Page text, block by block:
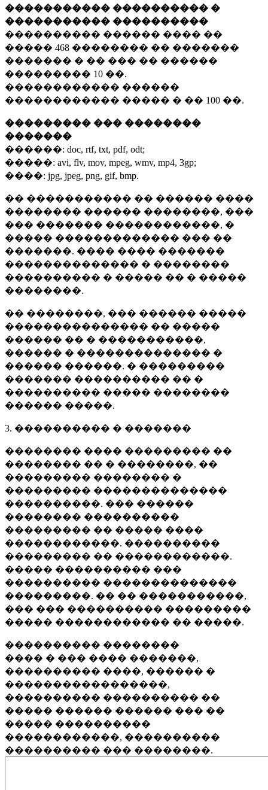
����������� ���������� �
����������� ����������
���������� ������ ���� ��
����� 468 �������� �� �������
������� � �� ��� �� ������
��������� 10 ��.
������������ ������
������������ ����� � �� 100 ��.
��������� ��� ��������
�������
������: doc, rtf, txt, pdf, odt;
�����: avi, flv, mov, mpeg, wmv, mp4, 3gp;
����: jpg, jpeg, png, gif, bmp.
�� ����������� �� ������ ����
�������� ������ ��������, ���
��� ������� ������������, �
����� ������������� ��� ��
�������. ���� ���� �������
�������������� � ��������
���������� � ����� �� � �����
��������.
�� ��������, ��� ������ �����
��������������� �� �����
������ �� � �����������,
������ � �������������� �
������ ������. � ���������
������� ���������� �� �
���������� ����� ��������
������ �����.
3. ���������� � �������
�������� ���� ��������� ��
�������� �� � ��������, ��
��������� �������� �
��������� ��������������
����������. ��� ������
�������� ����������
��������� �� ����� ����
������������. ����������
��������� �� ������������.
����� ���������� ���
���������� ��������������
���������. �� �� �����������,
��� ��� ���������� ���������
����� ������������ �� �����.
���������� ��������
���� � ��� ���� �������,
���������� ����, ������ �
�����������������,
���������� ���������� ��
����� ������ ������ ��� ��
����� ����������
������������, ����������
���������� ��� ��������.